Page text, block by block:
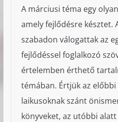
A márciusi téma egy
amely fejlődésre késztet.
szabadon válogattak az
fejlődéssel foglalkozó
értelemben érthető
témában. Értjük az
laikusoknak szánt
könyveket, az utóbbi